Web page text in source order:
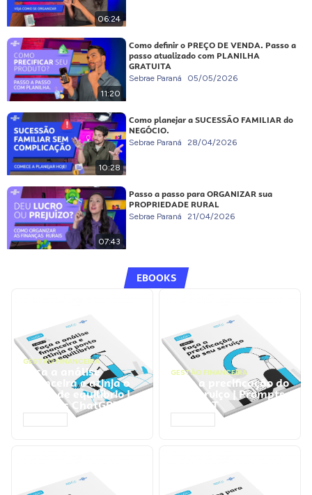
06:24
11:20
Como definir o PREÇO DE VENDA. Passo a
passo atualizado com PLANILHA
GRATUITA
Sebrae Paraná 05/05/2026
10:28
Como planejar a SUCESSÃO FAMILIAR do
NEGÓCIO.
Sebrae Paraná 28/04/2026
07:43
Passo a passo para ORGANIZAR sua
PROPRIEDADE RURAL
Sebrae Paraná 21/04/2026
EBOOKS
GESTÃO FINANCEIRA
Faça a análise
financeira e atinja o
ponto de equilíbrio |
Prompts ChatGPT
GESTÃO FINANCEIRA
Faça a precificação do
seu serviço | Prompts
ChatGPT